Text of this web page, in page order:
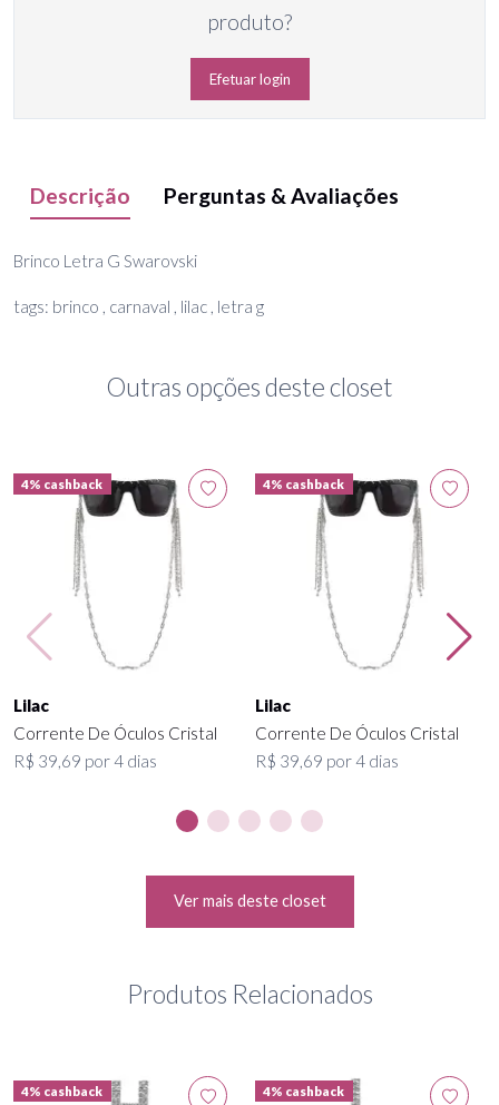
produto?
Efetuar login
Descrição Perguntas & Avaliações
Brinco Letra G Swarovski
tags: brinco , carnaval , lilac , letra g
Outras opções deste closet
4% cashback
Lilac
Corrente De Óculos Cristal
R$ 39,69 por 4 dias
4% cashback
Lilac
Corrente De Óculos Cristal
R$ 39,69 por 4 dias
Ver mais deste closet
Produtos Relacionados
4% cashback 4% cashback